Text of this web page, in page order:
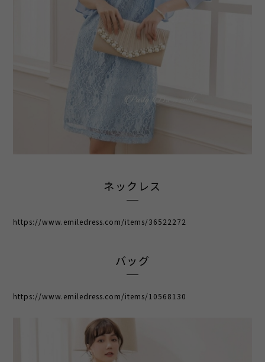
ネックレス
https://www.emiledress.com/items/36522272
バッグ
https://www.emiledress.com/items/10568130